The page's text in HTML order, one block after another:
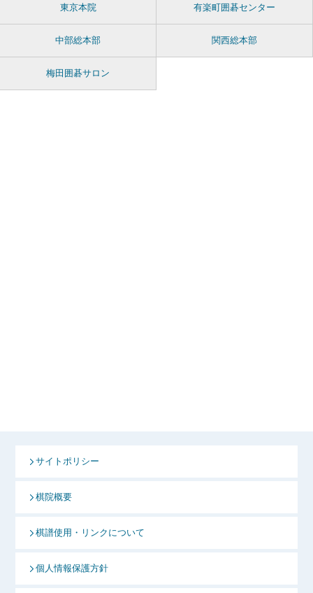
東京本院 有楽町囲碁センター
中部総本部 関西総本部
梅田囲碁サロン
サイトポリシー
棋院概要
棋譜使用・リンクについて
個人情報保護方針